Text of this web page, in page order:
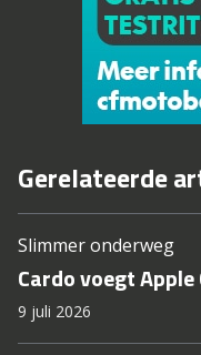
Gerelateerde
Slimmer onderweg
Cardo voegt
9 juli 2026